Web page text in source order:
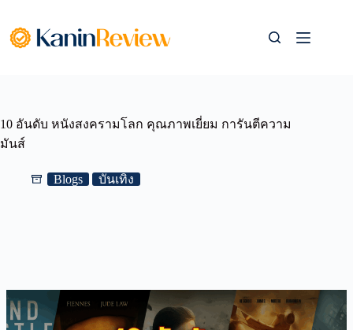
content
10 อันดับ หนังสงครามโลก คุณภาพเยี่ยม การันตีความ
มันส์
Blogs บันเทิง